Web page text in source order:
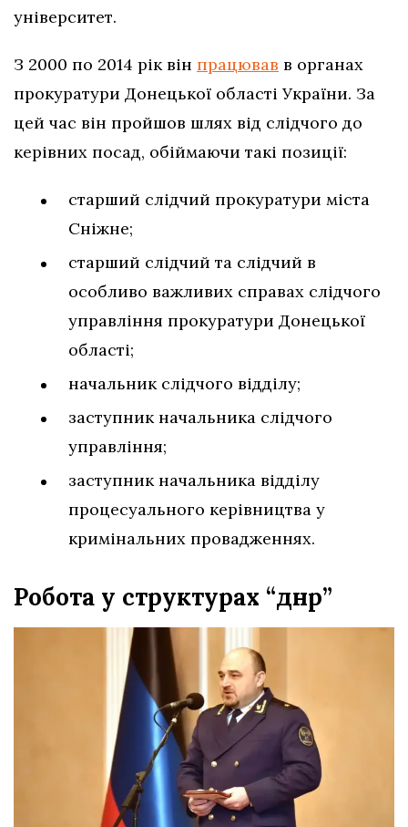
університет.
З 2000 по 2014 рік він працював в органах
прокуратури Донецької області України. За
цей час він пройшов шлях від слідчого до
керівних посад, обіймаючи такі позиції:
старший слідчий прокуратури міста
Сніжне;
старший слідчий та слідчий в
особливо важливих справах слідчого
управління прокуратури Донецької
області;
начальник слідчого відділу;
заступник начальника слідчого
управління;
заступник начальника відділу
процесуального керівництва у
кримінальних провадженнях.
Робота у структурах “днр”